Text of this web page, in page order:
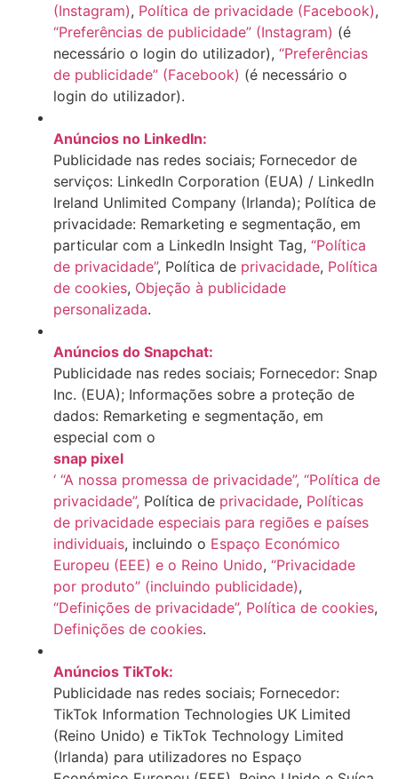
(Instagram), Política de privacidade (Facebook),
“Preferências de publicidade” (Instagram) (é
necessário o login do utilizador), “Preferências
de publicidade” (Facebook) (é necessário o
login do utilizador).
Anúncios no LinkedIn:
Publicidade nas redes sociais; Fornecedor de
serviços: LinkedIn Corporation (EUA) / LinkedIn
Ireland Unlimited Company (Irlanda); Política de
privacidade: Remarketing e segmentação, em
particular com a LinkedIn Insight Tag, “Política
de privacidade”, Política de privacidade, Política
de cookies, Objeção à publicidade
personalizada.
Anúncios do Snapchat:
Publicidade nas redes sociais; Fornecedor: Snap
Inc. (EUA); Informações sobre a proteção de
dados: Remarketing e segmentação, em
especial com o
snap pixel
‘ “A nossa promessa de privacidade”, “Política de
privacidade”, Política de privacidade, Políticas
de privacidade especiais para regiões e países
individuais, incluindo o Espaço Económico
Europeu (EEE) e o Reino Unido, “Privacidade
por produto” (incluindo publicidade),
“Definições de privacidade”, Política de cookies,
Definições de cookies.
Anúncios TikTok:
Publicidade nas redes sociais; Fornecedor:
TikTok Information Technologies UK Limited
(Reino Unido) e TikTok Technology Limited
(Irlanda) para utilizadores no Espaço